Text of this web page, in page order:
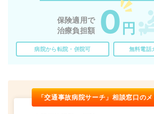
保険適用で
治療負担額
0 円
病院から転院・併院可 無料電話
「交通事故病院サーチ」相談窓口の